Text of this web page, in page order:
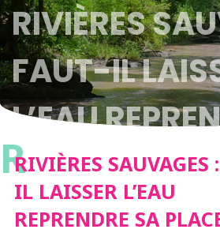
RIVIÈRES
FAUT-IL
L’EAU
PLACE ?
RRIVIÈRES SAUVAGES
IL LAISSER L’EAU
REPRENDRE SA